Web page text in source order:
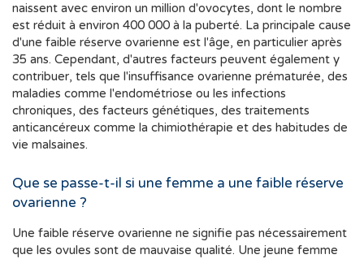
naissent avec environ un million d'ovocytes, dont le nombre
est réduit à environ 400 000 à la puberté. La principale cause
d'une faible réserve ovarienne est l'âge, en particulier après
35 ans. Cependant, d'autres facteurs peuvent également y
contribuer, tels que l'insuffisance ovarienne prématurée, des
maladies comme l'endométriose ou les infections
chroniques, des facteurs génétiques, des traitements
anticancéreux comme la chimiothérapie et des habitudes de
vie malsaines.
Que se passe-t-il si une femme a une faible réserve
ovarienne ?
Une faible réserve ovarienne ne signifie pas nécessairement
que les ovules sont de mauvaise qualité. Une jeune femme